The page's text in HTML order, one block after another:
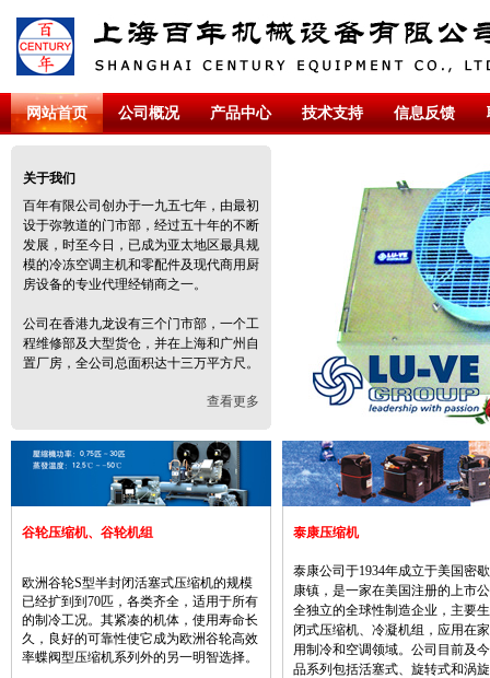
网站首页 公司概况 产品中心 技术支持 信息反馈
关于我们
百年有限公司创办于一九五七年，由最初
设于弥敦道的门市部，经过五十年的不断
发展，时至今日，已成为亚太地区最具规
模的冷冻空调主机和零配件及现代商用厨
房设备的专业代理经销商之一。
公司在香港九龙设有三个门市部，一个工
程维修部及大型货仓，并在上海和广州自
置厂房，全公司总面积达十三万平方尺。
查看更多
谷轮压缩机、谷轮机组
欧洲谷轮S型半封闭活塞式压缩机的规模
已经扩到到70匹，各类齐全，适用于所有
的制冷工况。其紧凑的机体，使用寿命长
久，良好的可靠性使它成为欧洲谷轮高效
率蝶阀型压缩机系列外的另一明智选择。
泰康压缩机
泰康公司于1934年成立于美国密
康镇，是一家在美国注册的上市
全独立的全球性制造企业，主要
闭式压缩机、冷凝机组，应用在
用制冷和空调领域。公司目前及
品系列包括活塞式、旋转式和涡